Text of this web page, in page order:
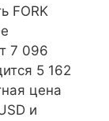
FORK
7 096
5 162
цена
и